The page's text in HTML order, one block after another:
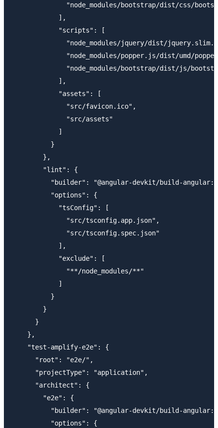
"node_modules/bootstrap/dist/css/
            ],
            "scripts": [
"node_modules/jquery/dist/
"node_modules/popper.js/dist/umd/
"node_modules/bootstrap/dist/js/
            ],
            "assets": [
              "src/favicon.ico",
              "src/assets"
            ]
          }
        },
        "lint": {
"builder": "@angular-devkit/build-
          "options": {
            "tsConfig": [
              "src/tsconfig.app.json",
              "src/tsconfig.spec.json"
            ],
            "exclude": [
              "**/node_modules/**"
            ]
          }
        }
      }
    },
    "test-amplify-e2e": {
      "root": "e2e/",
      "projectType": "application",
      "architect": {
        "e2e": {
"builder": "@angular-devkit/build-
          "options": {